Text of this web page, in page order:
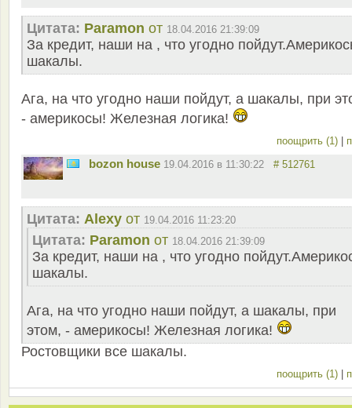
Цитата: Paramon от 18.04.2016 21:39:09
За кредит, наши на , что угодно
шакалы.
Ага, на что угодно наши пойдут, а шакалы, при
- америкосы! Железная логика!
поощрить (1)
bozon house 19.04.2016 в 11:30:22 # 512761
Цитата: Alexy от 19.04.2016 11:23:20
Цитата: Paramon от 18.04.2016 21:39:09
За кредит, наши на , что угодно
шакалы.
Ага, на что угодно наши пойдут, а шакалы, при
этом, - америкосы! Железная логика!
Ростовщики все шакалы.
поощрить (1)